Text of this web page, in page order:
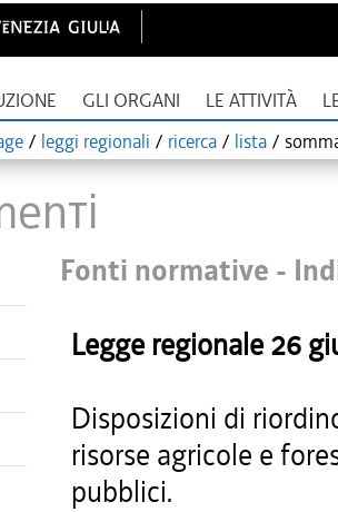
GLI ORGANI LE ATTIVITÀ
/ leggi regionali / ricerca / lista /
Fonti normative -
Legge regionale 26
Disposizioni di
risorse agricole e
pubblici.